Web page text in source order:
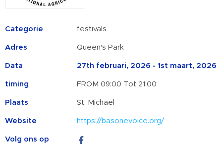
Categorie festivals
Adres Queen's Park
Data 27th februari, 2026 - 1st maart, 2026
timing FROM 09:00 Tot 21:00
Plaats St. Michael
Website https://basonevoice.org/
Volg ons op